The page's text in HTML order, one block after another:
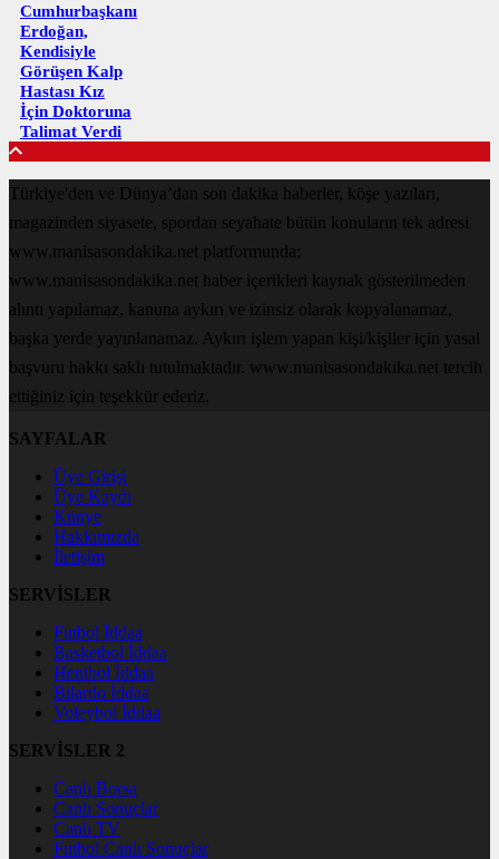
Cumhurbaşkanı
Erdoğan,
Kendisiyle
Görüşen Kalp
Hastası Kız
İçin Doktoruna
Talimat Verdi
Türkiye'den ve Dünya’dan son dakika haberler, köşe yazıları,
magazinden siyasete, spordan seyahate bütün konuların tek adresi
www.manisasondakika.net platformunda;
www.manisasondakika.net haber içerikleri kaynak gösterilmeden
alıntı yapılamaz, kanuna aykırı ve izinsiz olarak kopyalanamaz,
başka yerde yayınlanamaz. Aykırı işlem yapan kişi/kişiler için yasal
başvuru hakkı saklı tutulmaktadır. www.manisasondakika.net tercih
ettiğiniz için teşekkür ederiz.
SAYFALAR
Üye Girişi
Üye Kaydı
Künye
Hakkımızda
İletişim
SERVİSLER
Futbol İddaa
Basketbol İddaa
Hentbol İddaa
Bilardo İddaa
Voleybol İddaa
SERVİSLER 2
Canlı Borsa
Canlı Sonuçlar
Canlı TV
Futbol Canlı Sonuçlar